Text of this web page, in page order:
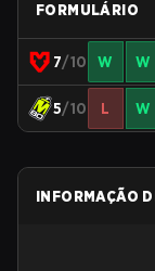
FORMULÁRIO
7/10 W W
5/10 L W
INFORMAÇÃO